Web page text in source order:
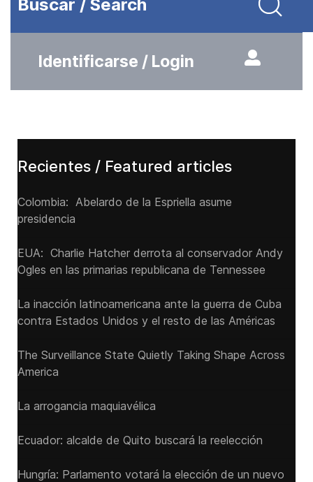
Buscar / Search
Identificarse / Login
Recientes / Featured articles
Colombia: Abelardo de la Espriella asume
presidencia
EUA: Charlie Hatcher derrota al conservador Andy
Ogles en las primarias republicana de Tennessee
La inacción latinoamericana ante la guerra de Cuba
contra Estados Unidos y el resto de las Américas
The Surveillance State Quietly Taking Shape Across
America
La arrogancia maquiavélica
Ecuador: alcalde de Quito buscará la reelección
Hungría: Parlamento votará la elección de un nuevo